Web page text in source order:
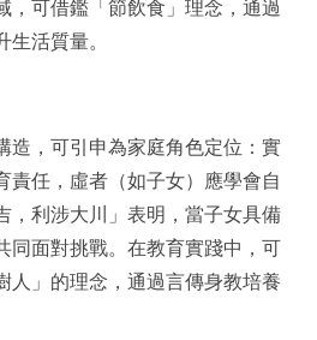
，可借鑑「節飲食」理念，通過
生活質量。
造，可引申為家庭角色定位：實
責任，虛者（如子女）應學會自
，利涉大川」表明，當子女具備
同面對挑戰。在教育實踐中，可
人」的理念，通過言傳身教培養